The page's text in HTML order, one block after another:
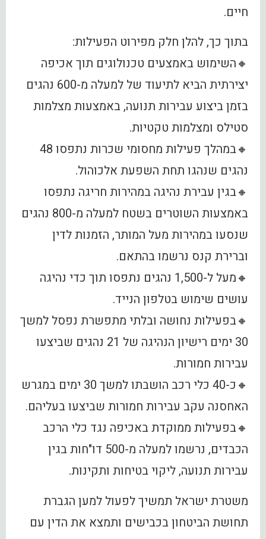
חיים.
בתוך כך, להלן חלק מפירוט הפעילות:
🔸השימוש באמצעים טכנולוגים תוך אכיפה
יצירתית הביא לתיעוד של למעלה מ-600 נהגים
בזמן ביצוע עבירות תנועה, באמצעות מצלמות
סטילס ומצלמות טקטיות.
🔸במהלך פעילות מחסומי שכרות נתפסו 48
נהגים שנהגו תחת השפעת אלכוהול.
🔸בגין עבירת נהיגה במהירות חריגה נתפסו
באמצעות השוטרים בשטח למעלה מ-800 נהגים
שנסעו במהירות מעל המותר, הזמנות לדין
וברירת קנס נרשמו בהתאם.
🔸מעל ל-1,500 נהגים נתפסו תוך כדי נהיגה
עושים שימוש בטלפון הנייד.
🔸בפעילות נחושה ובלתי מתפשרת נפסל למשך
30 ימים רישיון הנהיגה של 21 נהגים שביצעו
עבירות חמורות.
🔸כ-40 כלי רכב הושבתו למשך 30 ימים במגרש
האחסנה עקב עבירות חמורות שביצעו בעליהם.
🔸בפעילות ממוקדת באכיפה נגד כלי הרכב
הכבדים, נרשמו למעלה מ-500 דו"חות בגין
עבירות תנועה, ליקוי בטיחות ותקינות.
משטרת ישראל תמשיך לפעול למען הגברת
תחושת הביטחון בכבישים ותמצא את הדין עם